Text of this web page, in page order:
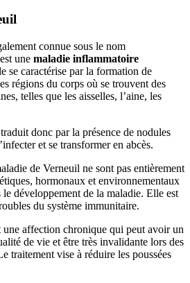
connue sous le nom
une maladie inflammatoire
se caractérise par la formation de
régions du corps où se trouvent des
telles que les aisselles, l’aine, les
donc par la présence de nodules
et se transformer en abcès.
de Verneuil ne sont pas entièrement
hormonaux et environnementaux
développement de la maladie. Elle est
du système immunitaire.
affection chronique qui peut avoir un
de vie et être très invalidante lors des
traitement vise à réduire les poussées